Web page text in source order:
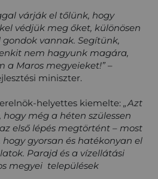
várják el tőlünk, hogy
védjük meg őket, különösen
vannak. Segítünk,
nem hagyunk magára,
a Maros megyeieket!” –
miniszter.
helyettes kiemelte: „Azt
még a héten szülessen
első lépés megtörtént – most
gyorsan és hatékonyan el
Parajd és a vízellátási
megyei települések